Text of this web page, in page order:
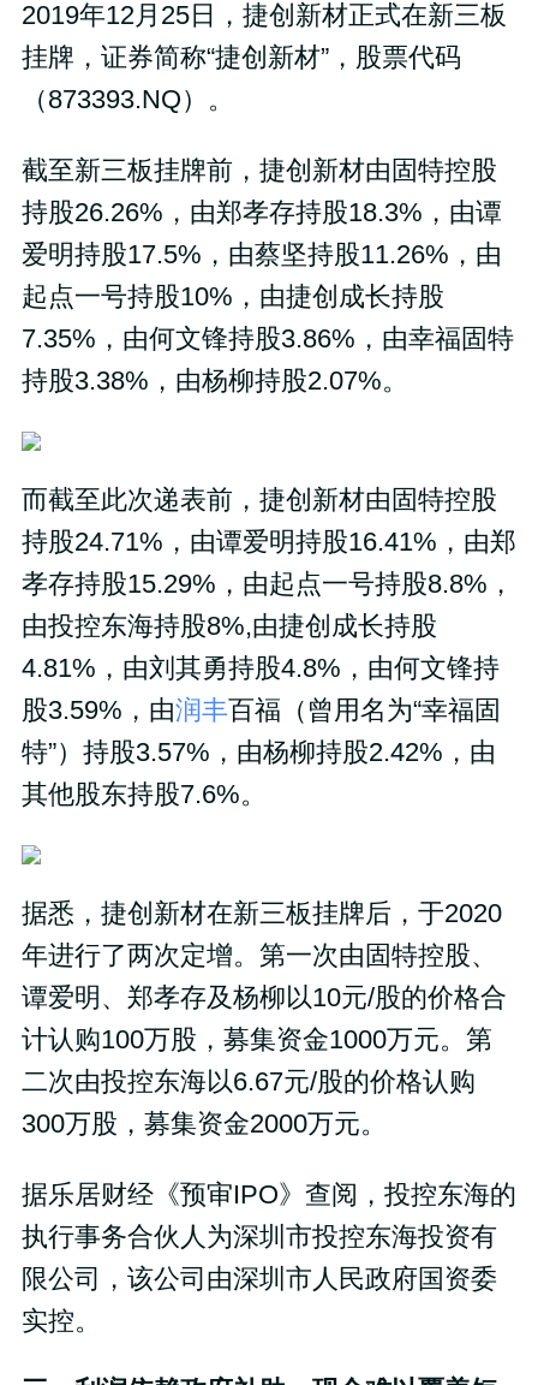
2019年12月25日，捷创新材正式在新三板
挂牌，证券简称“捷创新材”，股票代码
（873393.NQ）。
截至新三板挂牌前，捷创新材由固特控股
持股26.26%，由郑孝存持股18.3%，由谭
爱明持股17.5%，由蔡坚持股11.26%，由
起点一号持股10%，由捷创成长持股
7.35%，由何文锋持股3.86%，由幸福固特
持股3.38%，由杨柳持股2.07%。
而截至此次递表前，捷创新材由固特控股
持股24.71%，由谭爱明持股16.41%，由郑
孝存持股15.29%，由起点一号持股8.8%，
由投控东海持股8%,由捷创成长持股
4.81%，由刘其勇持股4.8%，由何文锋持
股3.59%，由润丰百福（曾用名为“幸福固
特”）持股3.57%，由杨柳持股2.42%，由
其他股东持股7.6%。
据悉，捷创新材在新三板挂牌后，于2020
年进行了两次定增。第一次由固特控股、
谭爱明、郑孝存及杨柳以10元/股的价格合
计认购100万股，募集资金1000万元。第
二次由投控东海以6.67元/股的价格认购
300万股，募集资金2000万元。
据乐居财经《预审IPO》查阅，投控东海的
执行事务合伙人为深圳市投控东海投资有
限公司，该公司由深圳市人民政府国资委
实控。